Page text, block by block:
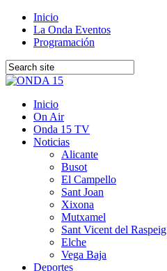
Inicio
La Onda Eventos
Programación
Inicio
On Air
Onda 15 TV
Noticias
Alicante
Busot
El Campello
Sant Joan
Xixona
Mutxamel
Sant Vicent del Raspeig
Elche
Vega Baja
Deportes